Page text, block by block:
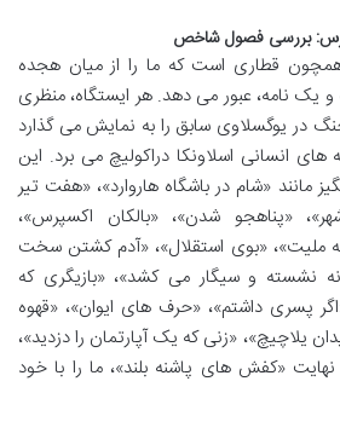
بررسی فصول شاخص
قطاری است که ما را از میان هجده
و یک نامه، عبور می دهد. هر ایستگاه، منظری
جنگ در یوگسلاوی سابق را به نمایش می گذارد
های انسانی اسلاونکا دراکولیچ می برد. این
مانند «شام در باشگاه هاروارد»، «هفت تیر
«پناهجو شدن»، «بالکان اکسپرس»،
ملیت»، «بوی استقلال»، «آدم کشتن سخت
نشسته و سیگار می کشد»، «بازیگری که
پسری داشتم»، «حرف های ایوان»، «قهوه
یلاچیچ»، «زنی که یک آپارتمان را دزدید»،
«کفش های پاشنه بلند»، ما را با خود